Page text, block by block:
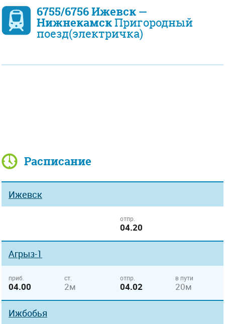
6755/6756 Ижевск —
НижнекамскПригородный
поезд(электричка)
Расписание
Ижевск
отпр.
04.20
Агрыз-1
приб.
04.00
ст.
2м
отпр.
04.02
в пути
20м
Ижбобья